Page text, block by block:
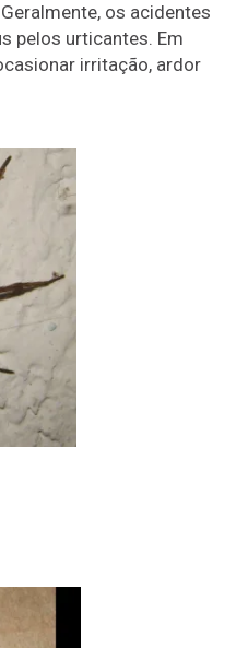
os acidentes
pelos urticantes. Em
irritação, ardor